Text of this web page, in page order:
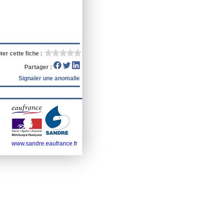
cette fiche :
Partager :
Signaler une anomalie
www.sandre.eaufrance.fr